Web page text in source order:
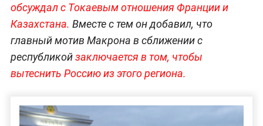
обсуждал с Токаевым отношения Франции и
Казахстана. Вместе с тем он добавил, что
главный мотив Макрона в сближении с
республикойзаключается в том, чтобы
вытеснить Россию из этого региона.